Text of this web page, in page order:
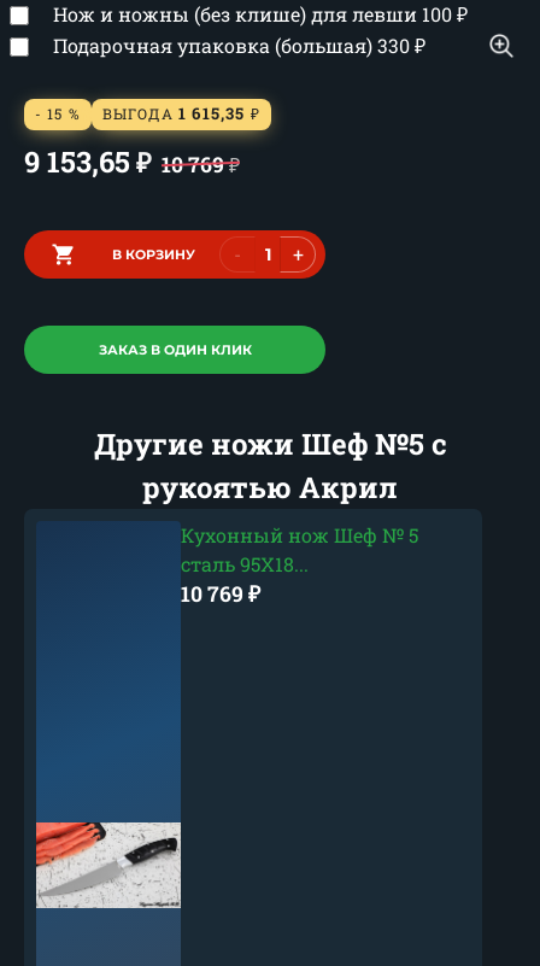
Нож и ножны (без клише) для левши 100₽
Подарочная упаковка (большая)330₽
- 15 % ВЫГОДА 1 615,35 ₽
9 153,65 ₽ 10 769₽
В КОРЗИНУ - +
ЗАКАЗ В ОДИН КЛИК
Другие ножи Шеф №5 с
рукоятью Акрил
Кухонный нож Шеф № 5
сталь 95Х18...
10 769 ₽